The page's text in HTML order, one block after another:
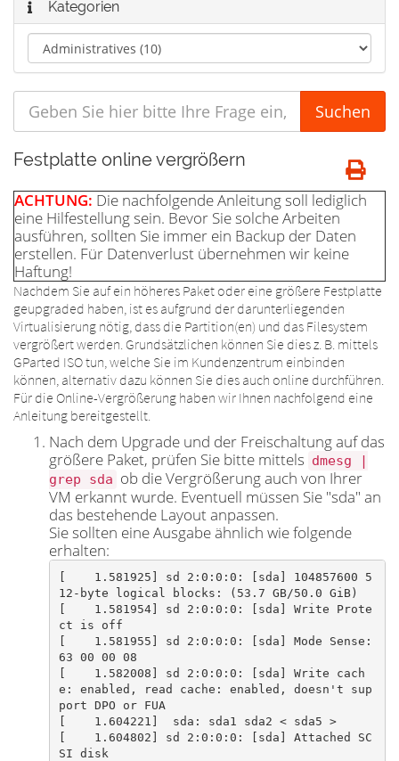
Kategorien
Festplatte online vergrößern
ACHTUNG: Die nachfolgende Anleitung soll lediglich
eine Hilfestellung sein. Bevor Sie solche Arbeiten
ausführen, sollten Sie immer ein Backup der Daten
erstellen. Für Datenverlust übernehmen wir keine
Haftung!
Nachdem Sie auf ein höheres Paket oder eine größere Festplatte
geupgraded haben, ist es aufgrund der darunterliegenden
Virtualisierung nötig, dass die Partition(en) und das Filesystem
vergrößert werden. Grundsätzlichen können Sie dies z. B. mittels
GParted ISO tun, welche Sie im Kundenzentrum einbinden
können, alternativ dazu können Sie dies auch online durchführen.
Für die Online-Vergrößerung haben wir Ihnen nachfolgend eine
Anleitung bereitgestellt.
Nach dem Upgrade und der Freischaltung auf das
größere Paket, prüfen Sie bitte mittels dmesg |
grep sda ob die Vergrößerung auch von Ihrer
VM erkannt wurde. Eventuell müssen Sie "sda" an
das bestehende Layout anpassen.
Sie sollten eine Ausgabe ähnlich wie folgende
erhalten:
[    1.581925] sd 2:0:0:0: [sda] 104857600 5
12-byte logical blocks: (53.7 GB/50.0 GiB)
[    1.581954] sd 2:0:0:0: [sda] Write Prote
ct is off
[    1.581955] sd 2:0:0:0: [sda] Mode Sense:
63 00 00 08
[    1.582008] sd 2:0:0:0: [sda] Write cach
e: enabled, read cache: enabled, doesn't sup
port DPO or FUA
[    1.604221]  sda: sda1 sda2 < sda5 >
[    1.604802] sd 2:0:0:0: [sda] Attached SC
SI disk